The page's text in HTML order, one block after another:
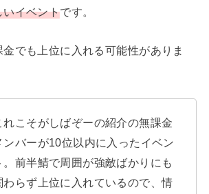
いイベントです。
でも上位に入れる可能性がありま
れこそがしばぞーの紹介の無課金
ンバーが10位以内に入ったイベン
。前半鯖で周囲が強敵ばかりにも
わらず上位に入れているので、情